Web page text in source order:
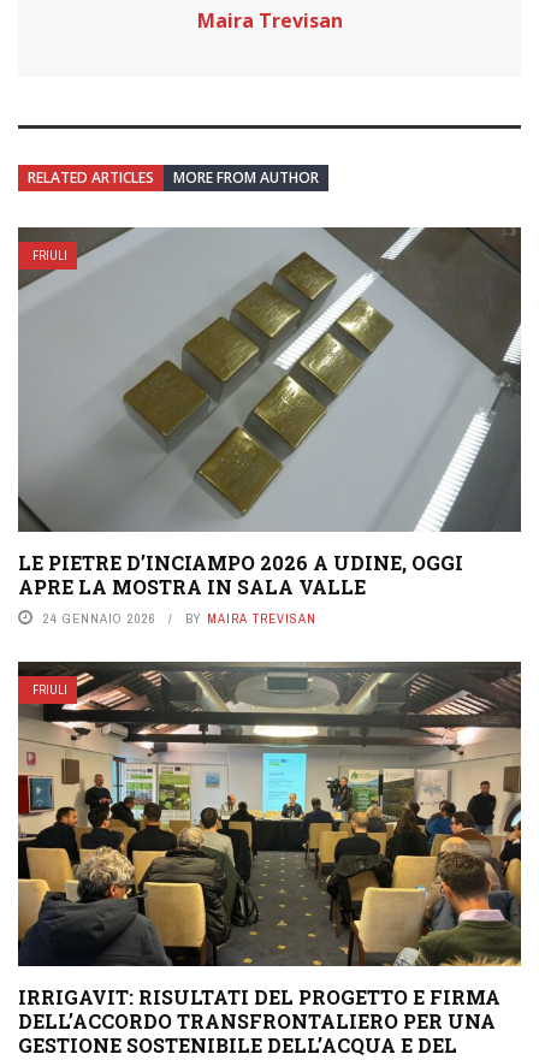
Maira Trevisan
RELATED ARTICLES MORE FROM AUTHOR
FRIULI
LE PIETRE D’INCIAMPO 2026 A UDINE, OGGI
APRE LA MOSTRA IN SALA VALLE
24 GENNAIO 2026 BY MAIRA TREVISAN
FRIULI
IRRIGAVIT: RISULTATI DEL PROGETTO E FIRMA
DELL’ACCORDO TRANSFRONTALIERO PER UNA
GESTIONE SOSTENIBILE DELL’ACQUA E DEL